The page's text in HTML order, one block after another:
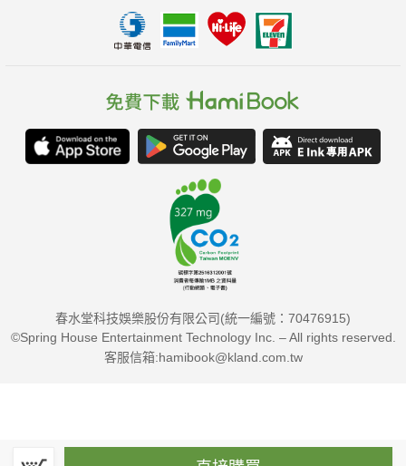
春水堂科技娛樂股份有限公司(統一編號：70476915)
©Spring House Entertainment Technology Inc. – All rights reserved.
客服信箱:hamibook@kland.com.tw